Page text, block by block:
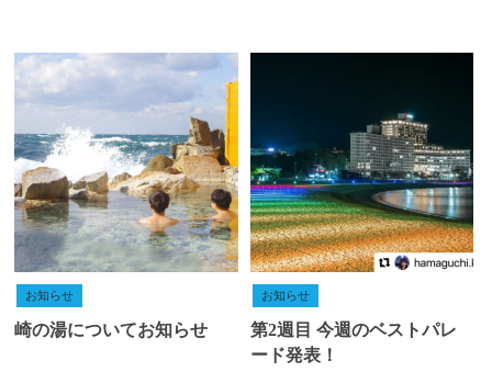
お知らせ
崎の湯についてお知らせ
お知らせ
第2週目 今週のベストパレ
ード発表！